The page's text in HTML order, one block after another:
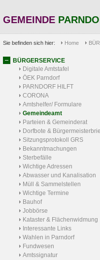
GEMEINDE
Sie befinden sich hier: Home
BÜRGERSERVICE
Digitale Amtstafel
ÖEK Parndorf
PARNDORF HILFT
CORONA
Amtshelfer/ Formulare
Gemeindeamt
Parteien & Gemeinderat
Dorfbote &
Sitzungsprotokoll GRS
Bekanntmachungen
Sterbefälle
Wichtige Adressen
Abwasser und Kanalisation
Müll & Sammelstellen
Wichtige Termine
Bauhof
Jobbörse
Kataster & Flächenwidmung
Interessante Links
Wahlen in Parndorf
Fundwesen
Amtssignatur